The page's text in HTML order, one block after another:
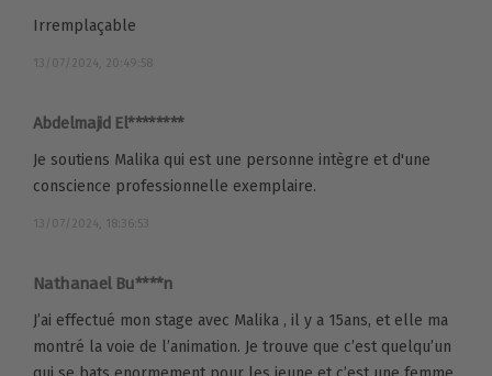
Irremplaçable
13/07/2024, 20:49:58
Abdelmajid El********
Je soutiens Malika qui est une personne intègre et d'une
conscience professionnelle exemplaire.
13/07/2024, 18:36:53
Nathanael Bu****n
J’ai effectué mon stage avec Malika , il y a 15ans, et elle ma
montré la voie de l’animation. Je trouve que c’est quelqu’un